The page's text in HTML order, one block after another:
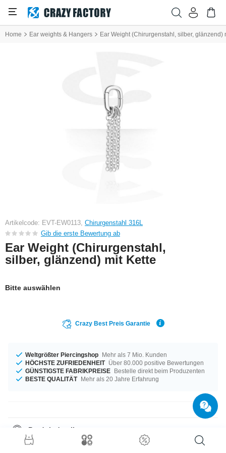
Home Ear weights & Hangers Ear Weight (Chirurgenstahl, silber, glänzend)
Artikelcode: EVT-EW0113, Chirurgenstahl 316L
Gib die erste Bewertung ab
Ear Weight (Chirurgenstahl,
silber, glänzend) mit Kette
Bitte auswählen
Crazy Best Preis Garantie
Weltgrößter Piercingshop Mehr als 7 Mio. Kunden
HÖCHSTE ZUFRIEDENHEIT Über 80.000 positive Bewertungen
GÜNSTIGSTE FABRIKPREISE Bestelle direkt beim Produzenten
BESTE QUALITÄT Mehr als 20 Jahre Erfahrung
Produktdetails
Dieser Artikel liegt in der Materialstärke von 4 mm für dich bereit. Ein